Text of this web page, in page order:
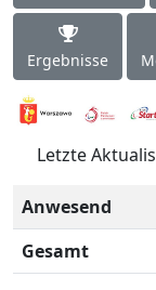
Ergebnisse
Letzte
Anwesend
Gesamt